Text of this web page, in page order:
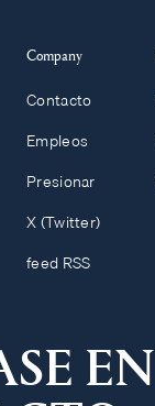
Company
Contacto
Empleos
Presionar
X (Twitter)
feed RSS
EN